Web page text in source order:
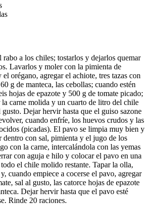
a los chiles; tostarlos y dejarlos quemar
Lavarlos y moler con la pimienta de
orégano, agregar el achiote, tres tazas con
g de manteca, las cebollas; cuando estén
hojas de epazote y 500 g de tomate picado;
la carne molida y un cuarto de litro del chile
gusto. Dejar hervir hasta que el guiso sazone
cuando enfríe, los huevos crudos y las
(picadas). El pavo se limpia muy bien y
dentro con sal, pimienta y el jugo de los
con la carne, intercalándola con las yemas
con aguja e hilo y colocar el pavo en una
el chile molido restante. Tapar la olla,
cuando empiece a cocerse el pavo, agregar
sal al gusto, las catorce hojas de epazote
Dejar hervir hasta que el pavo esté
Rinde 20 raciones.